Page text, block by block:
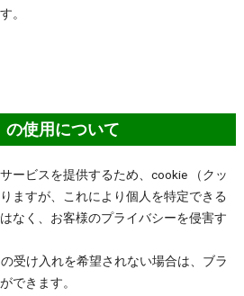
。
使用について
ービスを提供するため、cookie （クッ
ますが、これにより個人を特定できる
なく、お客様のプライバシーを侵害す
受け入れを希望されない場合は、ブラ
できます。